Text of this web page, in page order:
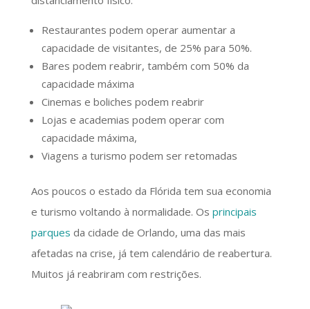
Restaurantes podem operar aumentar a
capacidade de visitantes, de 25% para 50%.
Bares podem reabrir, também com 50% da
capacidade máxima
Cinemas e boliches podem reabrir
Lojas e academias podem operar com
capacidade máxima,
Viagens a turismo podem ser retomadas
Aos poucos o estado da Flórida tem sua economia
e turismo voltando à normalidade. Os principais
parques da cidade de Orlando, uma das mais
afetadas na crise, já tem calendário de reabertura.
Muitos já reabriram com restrições.